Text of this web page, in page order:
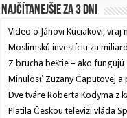
Najčítanejšie za 3 dni
Video o Jánovi Kuciakovi, vraj
Moslimskú investíciu za
Z brucha beštie – ako fungujú
Minulosť Zuzany Čaputovej a
Dve tváre Roberta Kodyma z
Platila Českou televizi vláda